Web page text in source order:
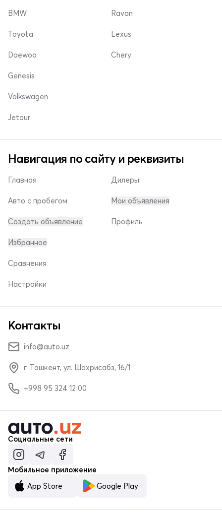
BMW
Toyota
Daewoo
Ravon
Lexus
Chery
Genesis
Volkswagen
Jetour
Навигация по сайту и реквизиты
Главная
Авто с пробегом
Создать объявление
Дилеры
Мои объявления
Профиль
Избранное
Сравнения
Настройки
Контакты
info@auto.uz
г. Ташкент, ул. Шахрисабз, 16/1
+998 95 324 12 00
Социальные сети
Мобильное приложение
App Store
Google Play